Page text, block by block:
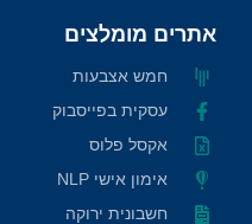
אתרים מומלצים
חמש אצבעות
עסקית בפייסבוק
אקסל פלוס
אימון אישי NLP
חשבונית ירוקה